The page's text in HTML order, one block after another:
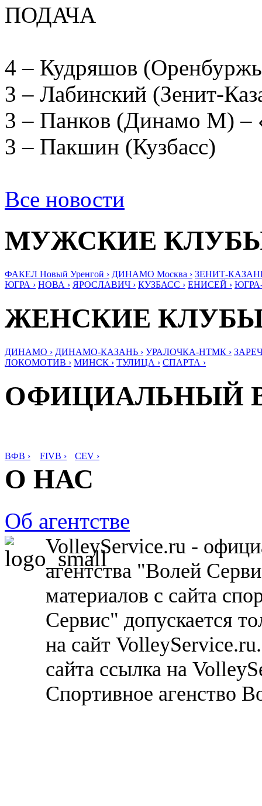
ПОДАЧА
4 – Кудряшов
3 – Лабинский (Зенит-
3 – Панков (Динамо М)
3 – Пакшин (Кузбасс)
Все новости
МУЖСКИЕ
ФАКЕЛ Новый Уренгой › ДИНАМО Москва › ЗЕНИТ-
ЮГРА › НОВА › ЯРОСЛАВИЧ › КУЗБАСС › ЕНИСЕЙ ›
ЖЕНСКИЕ
ДИНАМО › ДИНАМО-КАЗАНЬ › УРАЛОЧКА-НТМК ›
ЛОКОМОТИВ › МИНСК › ТУЛИЦА › СПАРТА ›
ОФИЦИАЛЬНЫЙ
ВФВ › FIVB › CEV ›
О НАС
Об агентстве
VolleyService.ru -
агентства "Волей
материалов с сайта
Сервис" допускается
на сайт
сайта ссылка на
Спортивное агенство